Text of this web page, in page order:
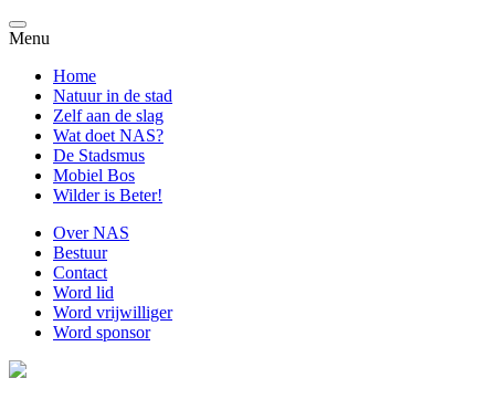
Menu
Home
Natuur in de stad
Zelf aan de slag
Wat doet NAS?
De Stadsmus
Mobiel Bos
Wilder is Beter!
Over NAS
Bestuur
Contact
Word lid
Word vrijwilliger
Word sponsor